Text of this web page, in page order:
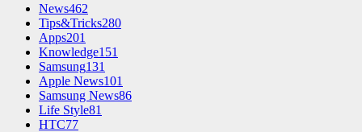
News462
Tips&Tricks280
Apps201
Knowledge151
Samsung131
Apple News101
Samsung News86
Life Style81
HTC77